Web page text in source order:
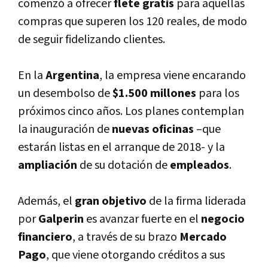
comenzó a ofrecerflete gratis para aquellas
compras que superen los 120 reales, de modo
de seguir fidelizando clientes.
En laArgentina, la empresa viene encarando
un desembolso de$1.500 millones para los
próximos cinco años. Los planes contemplan
la inauguración denuevas oficinas –que
estarán listas en el arranque de 2018- y la
ampliación de su dotación deempleados.
Además, el gran objetivo de la firma liderada
porGalperin es avanzarfuerte en el negocio
financiero, a través de su brazo Mercado
Pago, que viene otorgando créditos a sus